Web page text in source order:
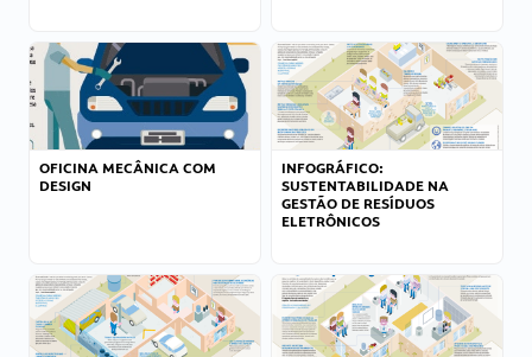
OFICINA MECÂNICA COM
DESIGN
INFOGRÁFICO:
SUSTENTABILIDADE NA
GESTÃO DE RESÍDUOS
ELETRÔNICOS